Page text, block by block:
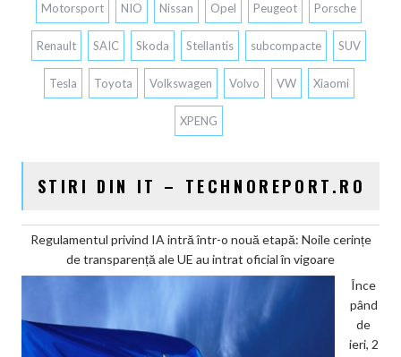
Motorsport NIO Nissan Opel Peugeot Porsche
Renault SAIC Skoda Stellantis subcompacte SUV
Tesla Toyota Volkswagen Volvo VW Xiaomi
XPENG
STIRI DIN IT – TECHNOREPORT.RO
Regulamentul privind IA intră într-o nouă etapă: Noile cerințe
de transparență ale UE au intrat oficial în vigoare
Înce
pând
de
ieri, 2